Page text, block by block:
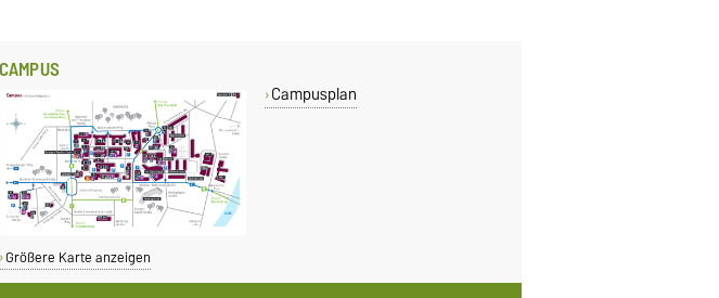
CAMPUS
Größere Karte anzeigen
Campusplan